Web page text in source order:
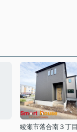
綾瀬市落合南３丁目